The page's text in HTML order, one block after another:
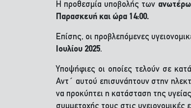
Η προθεσμία υποβολής των
Παρασκευή και ώρα 14:00.
Επίσης, οι προβλεπόμενες
Ιουλίου 2025.
Υποψήφιες οι οποίες τελούν σε
Αντ΄ αυτού επισυνάπτουν στην
να προκύπτει η κατάσταση της
συμμετοχής τους στις υγειονομικές